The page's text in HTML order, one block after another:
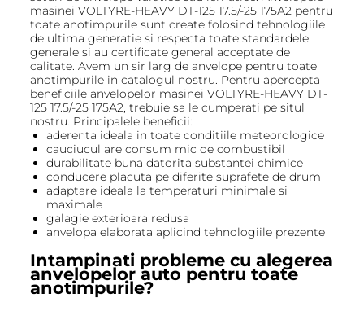
masinei VOLTYRE-HEAVY DT-125 17.5/-25 175А2 pentru
toate anotimpurile sunt create folosind tehnologiile
de ultima generatie si respecta toate standardele
generale si au certificate general acceptate de
calitate. Avem un sir larg de anvelope pentru toate
anotimpurile in catalogul nostru. Pentru apercepta
beneficiile anvelopelor masinei VOLTYRE-HEAVY DT-
125 17.5/-25 175А2, trebuie sa le cumperati pe situl
nostru. Principalele beneficii:
aderenta ideala in toate conditiile meteorologice
cauciucul are consum mic de combustibil
durabilitate buna datorita substantei chimice
conducere placuta pe diferite suprafete de drum
adaptare ideala la temperaturi minimale si
maximale
galagie exterioara redusa
anvelopa elaborata aplicind tehnologiile prezente
Intampinati probleme cu alegerea
anvelopelor auto pentru toate
anotimpurile?